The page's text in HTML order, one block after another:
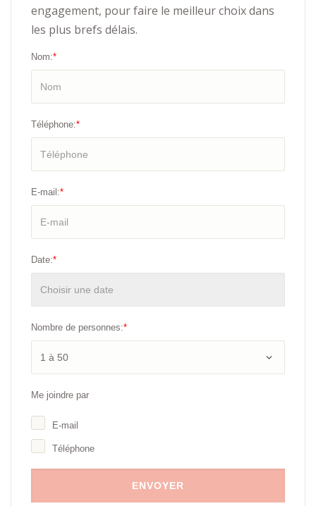
engagement, pour faire le meilleur choix dans
les plus brefs délais.
Nom:*
Téléphone:*
E-mail:*
Date:*
Nombre de personnes:*
Me joindre par
E-mail
Téléphone